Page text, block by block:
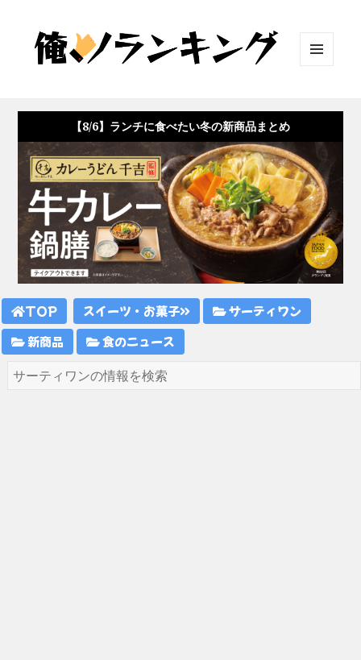
ット
【8/6】ランチに食べたい冬の新商品まとめ
TOP スイーツ・お菓子
サーティワン
新商品
食のニュース